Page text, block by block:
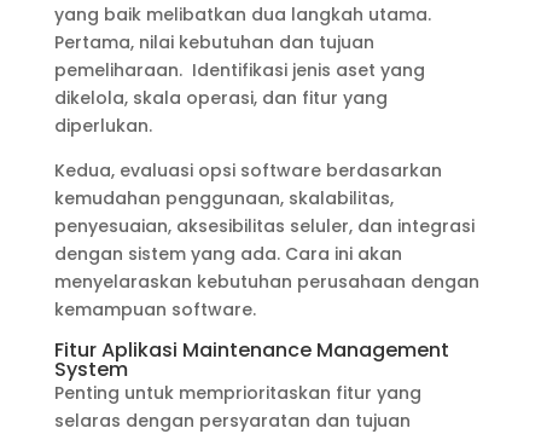
yang baik melibatkan dua langkah utama.
Pertama, nilai kebutuhan dan tujuan
pemeliharaan. Identifikasi jenis aset yang
dikelola, skala operasi, dan fitur yang
diperlukan.
Kedua, evaluasi opsi software berdasarkan
kemudahan penggunaan, skalabilitas,
penyesuaian, aksesibilitas seluler, dan integrasi
dengan sistem yang ada. Cara ini akan
menyelaraskan kebutuhan perusahaan dengan
kemampuan software.
Fitur Aplikasi Maintenance Management
System
Penting untuk memprioritaskan fitur yang
selaras dengan persyaratan dan tujuan